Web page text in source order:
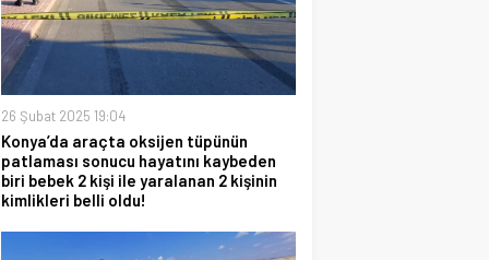
26 Şubat 2025 19:04
Konya’da araçta oksijen tüpünün
patlaması sonucu hayatını kaybeden
biri bebek 2 kişi ile yaralanan 2 kişinin
kimlikleri belli oldu!